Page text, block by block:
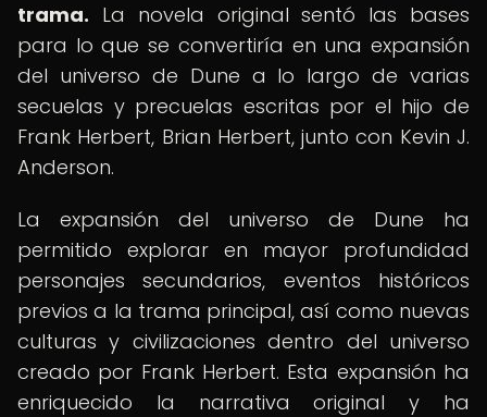
trama. La novela original sentó las bases
para lo que se convertiría en una expansión
del universo de Dune a lo largo de varias
secuelas y precuelas escritas por el hijo de
Frank Herbert, Brian Herbert, junto con Kevin J.
Anderson.
La expansión del universo de Dune ha
permitido explorar en mayor profundidad
personajes secundarios, eventos históricos
previos a la trama principal, así como nuevas
culturas y civilizaciones dentro del universo
creado por Frank Herbert. Esta expansión ha
enriquecido la narrativa original y ha